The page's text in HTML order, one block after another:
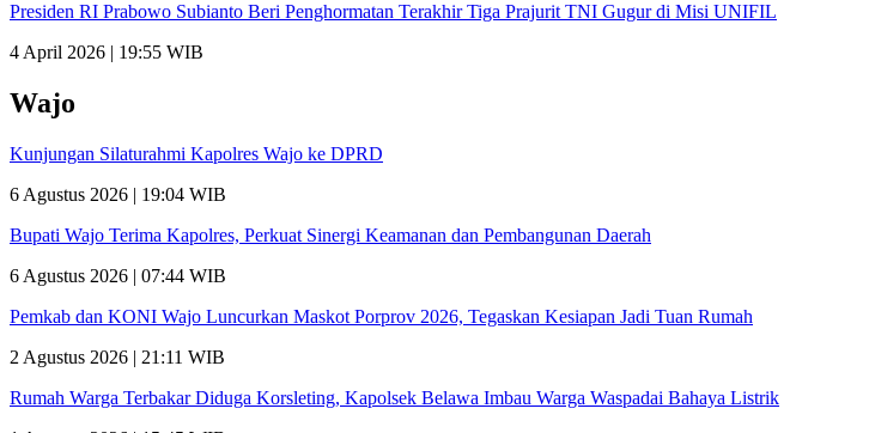
Presiden RI Prabowo Subianto Beri Penghormatan Terakhir Tiga Prajurit TNI Gugur di Misi UNIFIL
4 April 2026 | 19:55 WIB
Wajo
Kunjungan Silaturahmi Kapolres Wajo ke DPRD
6 Agustus 2026 | 19:04 WIB
Bupati Wajo Terima Kapolres, Perkuat Sinergi Keamanan dan Pembangunan Daerah
6 Agustus 2026 | 07:44 WIB
Pemkab dan KONI Wajo Luncurkan Maskot Porprov 2026, Tegaskan Kesiapan Jadi Tuan Rumah
2 Agustus 2026 | 21:11 WIB
Rumah Warga Terbakar Diduga Korsleting, Kapolsek Belawa Imbau Warga Waspadai Bahaya Listrik